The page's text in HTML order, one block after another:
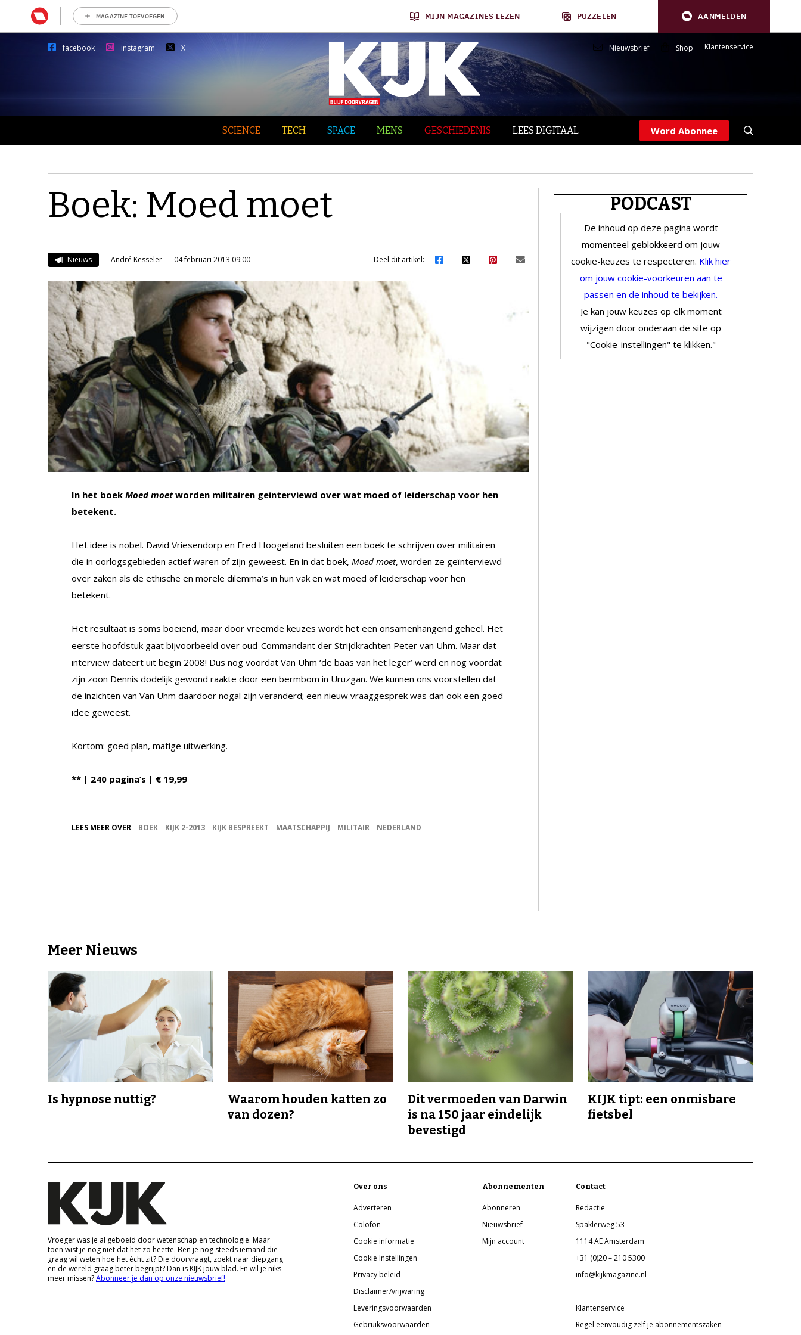
MAGAZINE TOEVOEGEN MIJN MAGAZINES LEZEN PUZZELEN AANMELDEN
facebook instagram X Nieuwsbrief Shop Klantenservice
SCIENCE TECH SPACE MENS GESCHIEDENIS LEES DIGITAAL Word Abonnee
Boek: Moed moet
Nieuws André Kesseler 04 februari 2013 09:00 Deel dit artikel:
In het boek Moed moetworden militairen geinterviewd over wat moed of leiderschap voor hen
betekent.
Het idee is nobel. David Vriesendorp en Fred Hoogeland besluiten een boek te schrijven over militairen
die in oorlogsgebieden actief waren of zijn geweest. En in dat boek, Moed moet, worden ze geïnterviewd
over zaken als de ethische en morele dilemma’s in hun vak en wat moed of leiderschap voor hen
betekent.
Het resultaat is soms boeiend, maar door vreemde keuzes wordt het een onsamenhangend geheel. Het
eerste hoofdstuk gaat bijvoorbeeld over oud-Commandant der Strijdkrachten Peter van Uhm. Maar dat
interview dateert uit begin 2008! Dus nog voordat Van Uhm ‘de baas van het leger’ werd en nog voordat
zijn zoon Dennis dodelijk gewond raakte door een bermbom in Uruzgan. We kunnen ons voorstellen dat
de inzichten van Van Uhm daardoor nogal zijn veranderd; een nieuw vraaggesprek was dan ook een goed
idee geweest.
Kortom: goed plan, matige uitwerking.
** | 240 pagina’s | € 19,99
LEES MEER OVER BOEK KIJK 2-2013 KIJK BESPREEKT MAATSCHAPPIJ MILITAIR NEDERLAND
PODCAST
De inhoud op deze pagina wordt
momenteel geblokkeerd om jouw
cookie-keuzes te respecteren. Klik hier
om jouw cookie-voorkeuren aan te
passen en de inhoud te bekijken.
Je kan jouw keuzes op elk moment
wijzigen door onderaan de site op
"Cookie-instellingen" te klikken."
Meer Nieuws
Is hypnose nuttig?
Waarom houden katten zo
van dozen?
Dit vermoeden van Darwin
is na 150 jaar eindelijk
bevestigd
KIJK tipt: een onmisbare
fietsbel
Vroeger was je al geboeid door wetenschap en technologie. Maar
toen wist je nog niet dat het zo heette. Ben je nog steeds iemand die
graag wil weten hoe het écht zit? Die doorvraagt, zoekt naar diepgang
en de wereld graag beter begrijpt? Dan is KIJK jouw blad. En wil je niks
meer missen?Abonneer je dan op onze nieuwsbrief!
Over ons
Adverteren
Colofon
Cookie informatie
Cookie Instellingen
Privacy beleid
Disclaimer/vrijwaring
Leveringsvoorwaarden
Gebruiksvoorwaarden
Abonnementen
Abonneren
Nieuwsbrief
Mijn account
Contact
Redactie
Spaklerweg 53
1114 AE Amsterdam
+31 (0)20 – 210 5300
info@kijkmagazine.nl
Klantenservice
Regel eenvoudig zelf je abonnementszaken